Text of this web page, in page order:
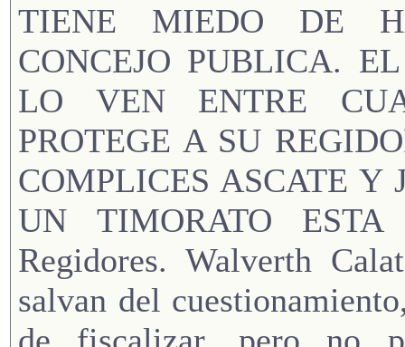
TIENE MIEDO DE
CONCEJO PUBLICA.
LO VEN ENTRE
PROTEGE A SU
COMPLICES ASCATE Y
UN TIMORATO ESTA
Regidores. Walverth
salvan del